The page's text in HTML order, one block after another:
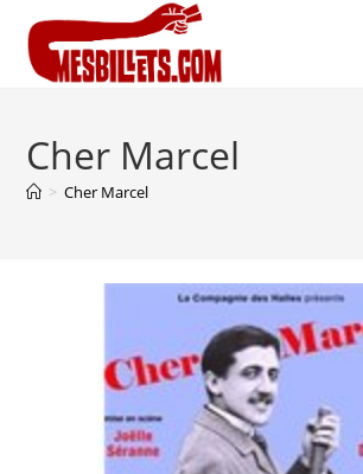
Cher Marcel
> Cher Marcel